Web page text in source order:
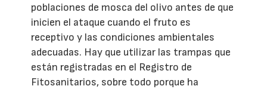
poblaciones de mosca del olivo antes de que
inicien el ataque cuando el fruto es
receptivo y las condiciones ambientales
adecuadas. Hay que utilizar las trampas que
están registradas en el Registro de
Fitosanitarios, sobre todo porque ha